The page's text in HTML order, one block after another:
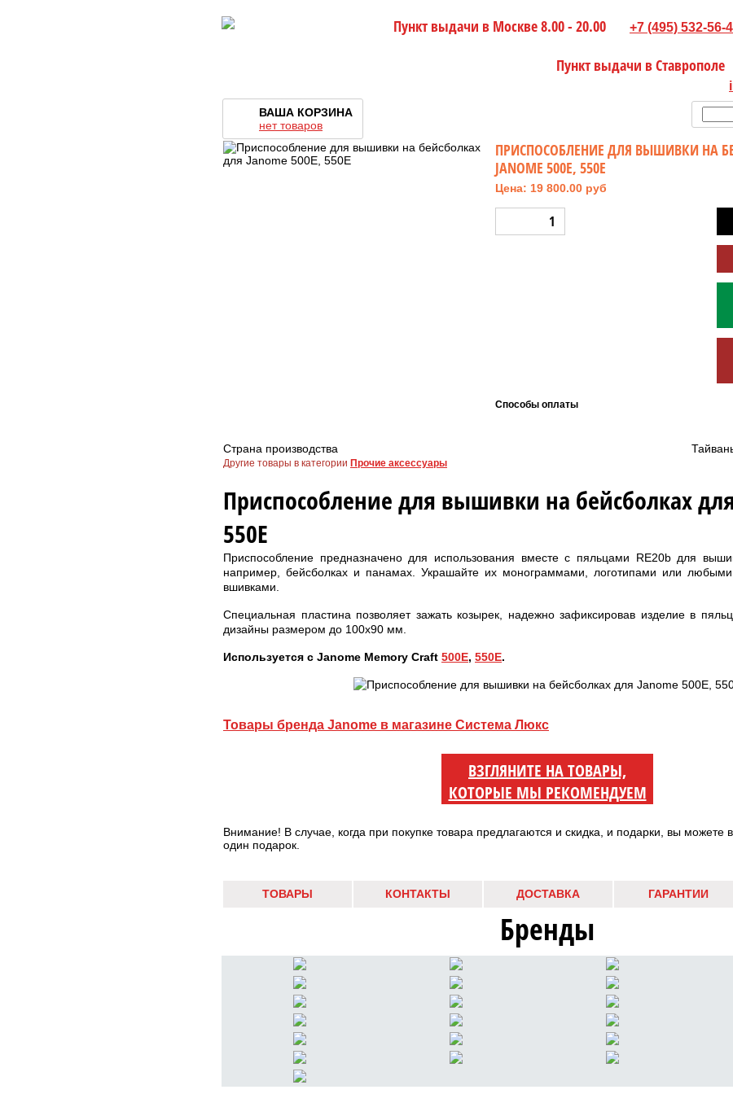
Пункт выдачи в Москве 8.00 - 20.00 +7 (495) 532-56-
Пункт выдачи в Ставрополе
ВАША КОРЗИНА
нет товаров
ПРИCПОСОБЛЕНИЕ ДЛЯ ВЫШИВКИ НА
JANOME 500E, 550E
Цена: 19 800.00 руб
Способы оплаты
Страна производства
Другие товары в категории Прочие аксессуары
Приcпособление для вышивки на бейсболках
550E
Приспособление предназначено для использования вместе с пяльцами RE20b для
например, бейсболках и панамах. Украшайте их монограммами, логотипами или
вшивками.
Специальная пластина позволяет зажать козырек, надежно зафиксировав изделие в
дизайны размером до 100х90 мм.
Используется с Janome Memory Craft 500E, 550Е.
Товары бренда Janome в магазине Система Люкс
ВЗГЛЯНИТЕ НА ТОВАРЫ,
КОТОРЫЕ МЫ РЕКОМЕНДУЕМ
Внимание! В случае, когда при покупке товара предлагаются и скидка, и подарки, вы можете
один подарок.
ТОВАРЫ КОНТАКТЫ ДОСТАВКА ГАРАНТИИ
Бренды